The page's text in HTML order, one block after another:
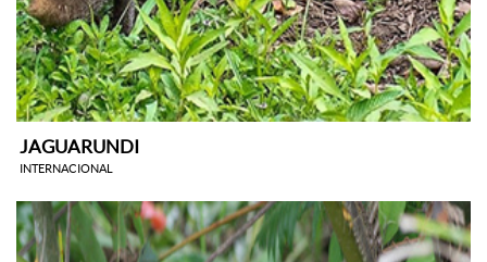
JAGUARUNDI
INTERNACIONAL